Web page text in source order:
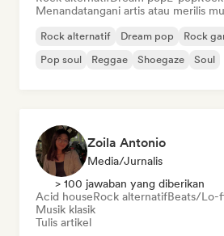
Menandatangani artis atau merilis
Rock alternatif Dream pop Rock
Pop soul
Reggae Shoegaze Soul
Zoila Antonio
Media/Jurnalis
> 100 jawaban yang diberikan
Acid houseRock alternatifBeats/Lo-
Musik klasik
Tulis artikel